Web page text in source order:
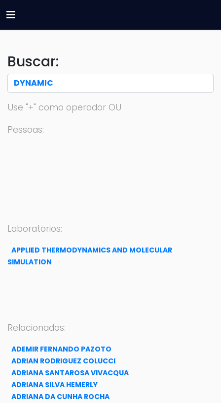
Buscar:
Use "+" como operador OU
Pessoas:
Laboratorios:
APPLIED THERMODYNAMICS AND MOLECULAR
SIMULATION
Relacionados:
ADEMIR FERNANDO PAZOTO
ADRIAN RODRIGUEZ COLUCCI
ADRIANA SANTAROSA VIVACQUA
ADRIANA SILVA HEMERLY
ADRIANA DA CUNHA ROCHA